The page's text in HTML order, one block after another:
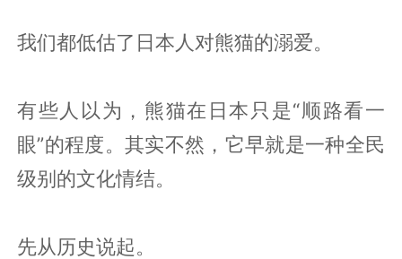
我们都低估了日本人对熊猫的溺爱。
有些人以为，熊猫在日本只是“顺路看一
眼”的程度。其实不然，它早就是一种全民
级别的文化情结。
先从历史说起。